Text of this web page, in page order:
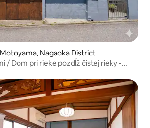
Nagaoka District
/ Dom pri rieke pozdĺž čistej rieky -